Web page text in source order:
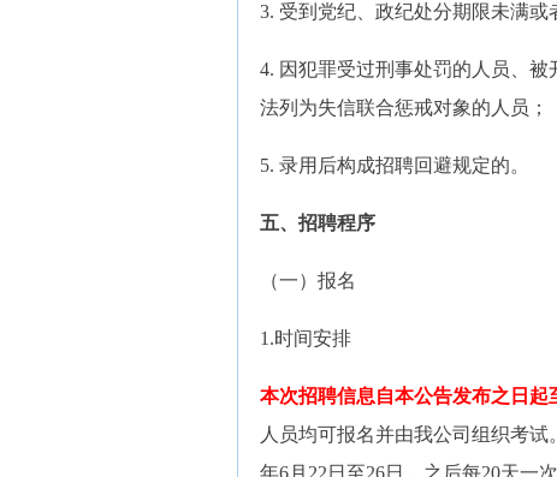
3. 受到党纪、政纪处分期限未满
4. 因犯罪受过刑事处罚的人员、
法列为失信联合惩戒对象的人员；
5. 录用后构成招聘回避规定的。
五、招聘程序
（一）报名
1.时间安排
本次招聘信息自本公告发布之日起
人员均可报名并由我公司组织考试